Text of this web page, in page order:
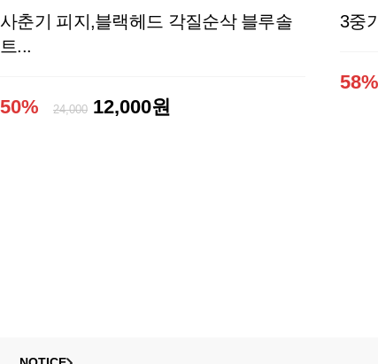
사춘기 피지,블랙헤드 각질순삭 블루솔
트...
50% 24,000 12,000원
3중
58%